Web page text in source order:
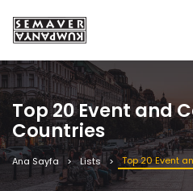
Top 20 Event and
Countries
Ana Sayfa Lists Top 20 Event